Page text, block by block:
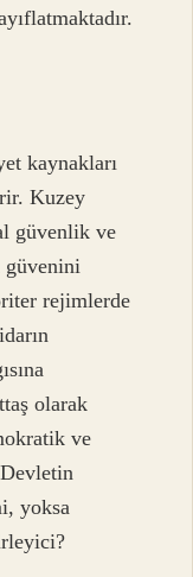
kaynakları
Kuzey
güvenlik ve
güvenini
rejimlerde
olarak
ve
yoksa